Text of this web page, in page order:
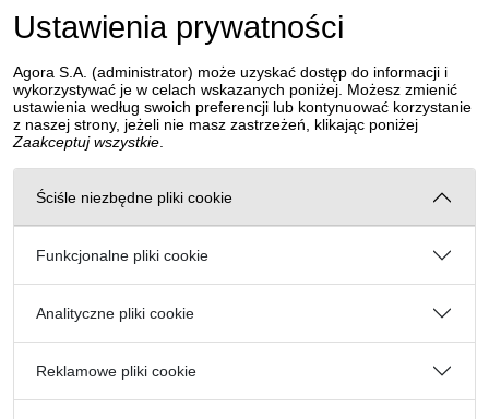
Ustawienia prywatności
Agora S.A. (administrator) może uzyskać dostęp do informacji i
wykorzystywać je w celach wskazanych poniżej. Możesz zmienić
ustawienia według swoich preferencji lub kontynuować korzystanie
z naszej strony, jeżeli nie masz zastrzeżeń, klikając poniżej
Zaakceptuj wszystkie
Ściśle niezbędne pliki cookie
Funkcjonalne pliki cookie
Analityczne pliki cookie
Reklamowe pliki cookie